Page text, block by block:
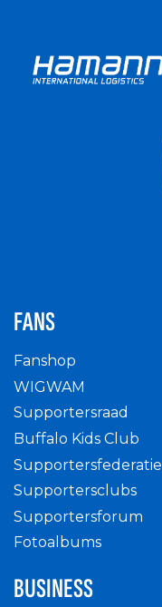
FANS
Fanshop
WIGWAM
Supportersraad
Buffalo Kids Club
Supportersfederatie
Supportersclubs
Supportersforum
Fotoalbums
BUSINESS